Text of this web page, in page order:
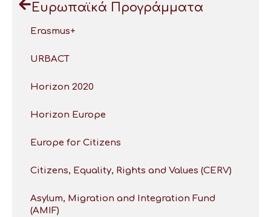
Ευρωπαϊκά Προγράμματα
Erasmus+
URBACT
Horizon 2020
Horizon Europe
Europe for Citizens
Citizens, Equality, Rights and Values (CERV)
Asylum, Migration and Integration Fund
(AMIF)